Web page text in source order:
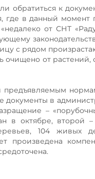
обратиться к
где в данный момент
от СНТ
с рядом
очищено от
документы в
–
в октябре, второй –
104 живых
произведена